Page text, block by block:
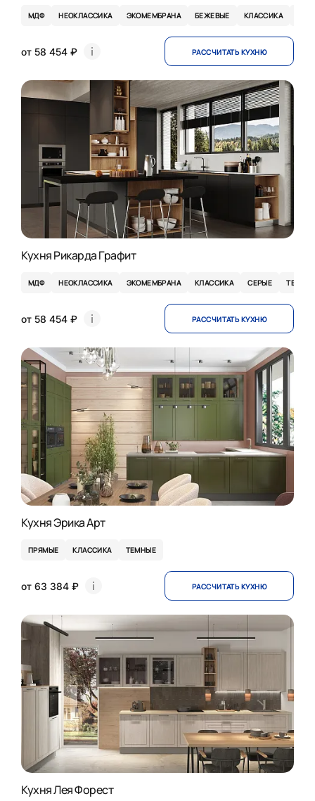
МДФ НЕОКЛАССИКА ЭКОМЕМБРАНА БЕЖЕВЫЕ КЛАССИКА
от 58 454 ₽ РАССЧИТАТЬ КУХНЮ
Кухня Рикарда Графит
МДФ НЕОКЛАССИКА ЭКОМЕМБРАНА КЛАССИКА СЕРЫЕ
от 58 454 ₽ РАССЧИТАТЬ КУХНЮ
Кухня Эрика Арт
ПРЯМЫЕ КЛАССИКА ТЕМНЫЕ
от 63 384 ₽ РАССЧИТАТЬ КУХНЮ
Кухня Лея Форест